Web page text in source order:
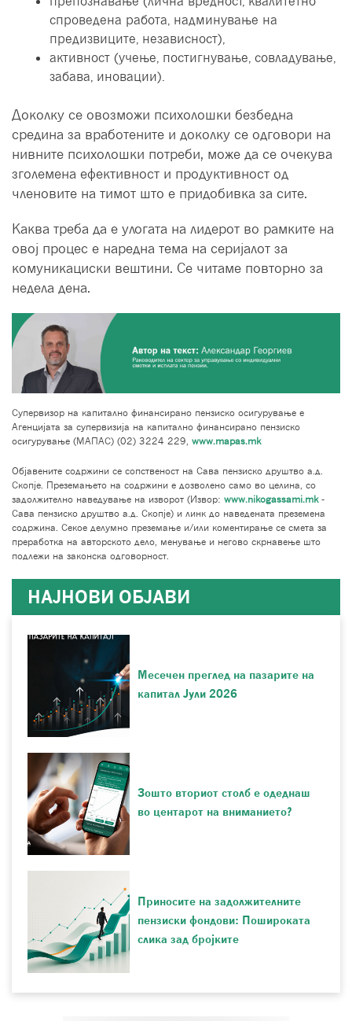
спроведена работа, надминување на
предизвиците, независност),
активност (учење, постигнување, совладување,
забава, иновации).
Доколку се овозможи психолошки безбедна
средина за вработените и доколку се одговори на
нивните психолошки потреби, може да се очекува
зголемена ефективност и продуктивност од
членовите на тимот што е придобивка за сите.
Каква треба да е улогата на лидерот во рамките на
овој процес е наредна тема на серијалот за
комуникациски вештини. Се читаме повторно за
недела дена.
Супервизор на капитално финансирано пензиско осигурување е
Агенцијата за супервизија на капитално финансирано пензиско
осигурување (МАПАС) (02) 3224 229, www.mapas.mk
Објавените содржини се сопственост на Сава пензиско друштво а.д.
Скопје. Преземањето на содржини е дозволено само во целина, со
задолжително наведување на изворот (Извор: www.nikogassami.mk-
Сава пензиско друштво а.д. Скопје) и линк до наведената преземена
содржина. Секое делумно преземање и/или коментирање се смета за
преработка на авторското дело, менување и негово скрнавење што
подлежи на законска одговорност.
НАЈНОВИ ОБЈАВИ
Месечен преглед на пазарите на
капитал Јули 2026
Зошто вториот столб е одеднаш
во центарот на вниманието?
Приносите на задолжителните
пензиски фондови: Пошироката
слика зад бројките